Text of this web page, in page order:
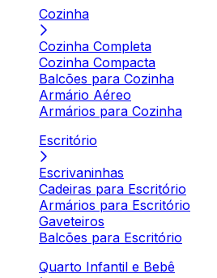
Cozinha
Cozinha Completa
Cozinha Compacta
Balcões para Cozinha
Armário Aéreo
Armários para Cozinha
Escritório
Escrivaninhas
Cadeiras para Escritório
Armários para Escritório
Gaveteiros
Balcões para Escritório
Quarto Infantil e Bebê